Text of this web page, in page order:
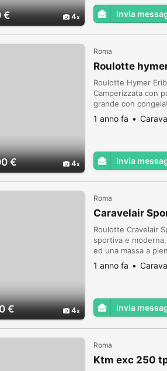
€ 4 Invia
€ 4
Roma
Roulotte
Roulotte Hymer
Camperizzata con
grande con
- tenuta
...
1 anno fa
Invia
€ 4
Roma
Caravelair
Roulotte Cravelair
sportiva e
ed una massa a
opachi da 14" ed
1 anno fa
Invia
Roma
Ktm exc 250